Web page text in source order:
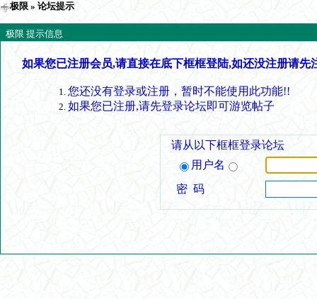
极限 » 论坛提示
极限 提示信息
如果您已注册会员,请直接在底下框框登陆,如还没注册请先
您还没有登录或注册，暂时不能使用此功能!!
如果您已注册,请先登录论坛即可游览帖子
请从以下框框登录论坛
用户名
密 码